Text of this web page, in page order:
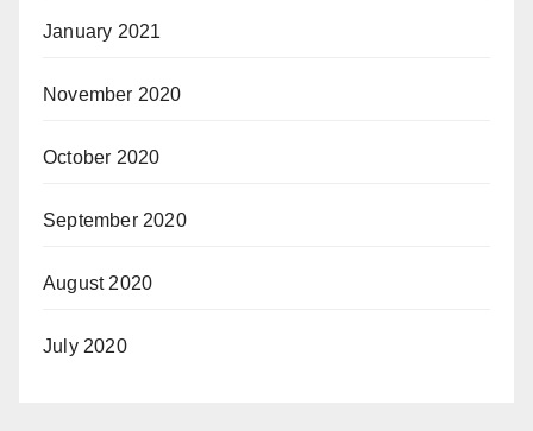
January 2021
November 2020
October 2020
September 2020
August 2020
July 2020